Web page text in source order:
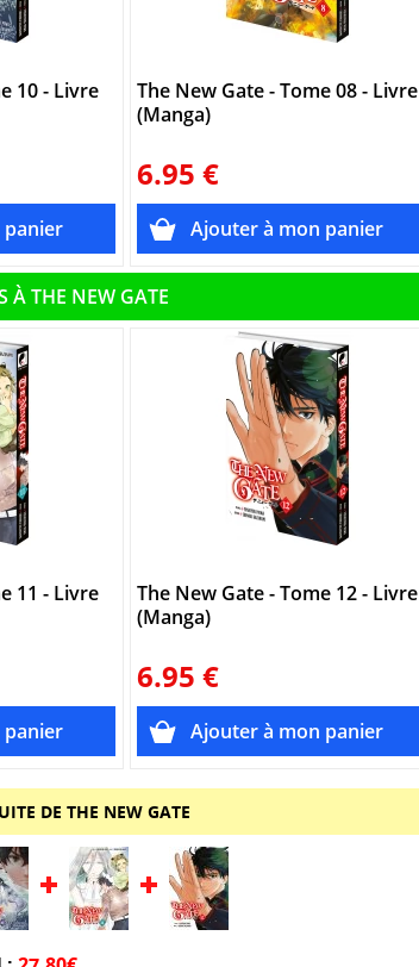
10 - Livre
The New Gate - Tome 08 - Livre
(Manga)
6.95 €
À THE NEW GATE
11 - Livre
The New Gate - Tome 12 - Livre
(Manga)
6.95 €
DE THE NEW GATE